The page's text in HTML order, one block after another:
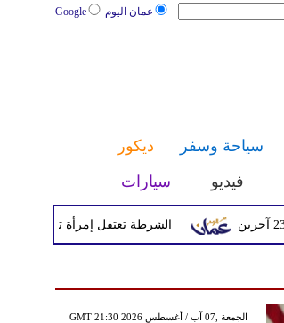
عمان اليوم Google
سياحة وسفر
ديكور
فيديو سيارات
الشرطة تعتقل إمرأة تم القبض عليها
GMT 21:30 2026 الجمعة ,07 آب / أغسطس